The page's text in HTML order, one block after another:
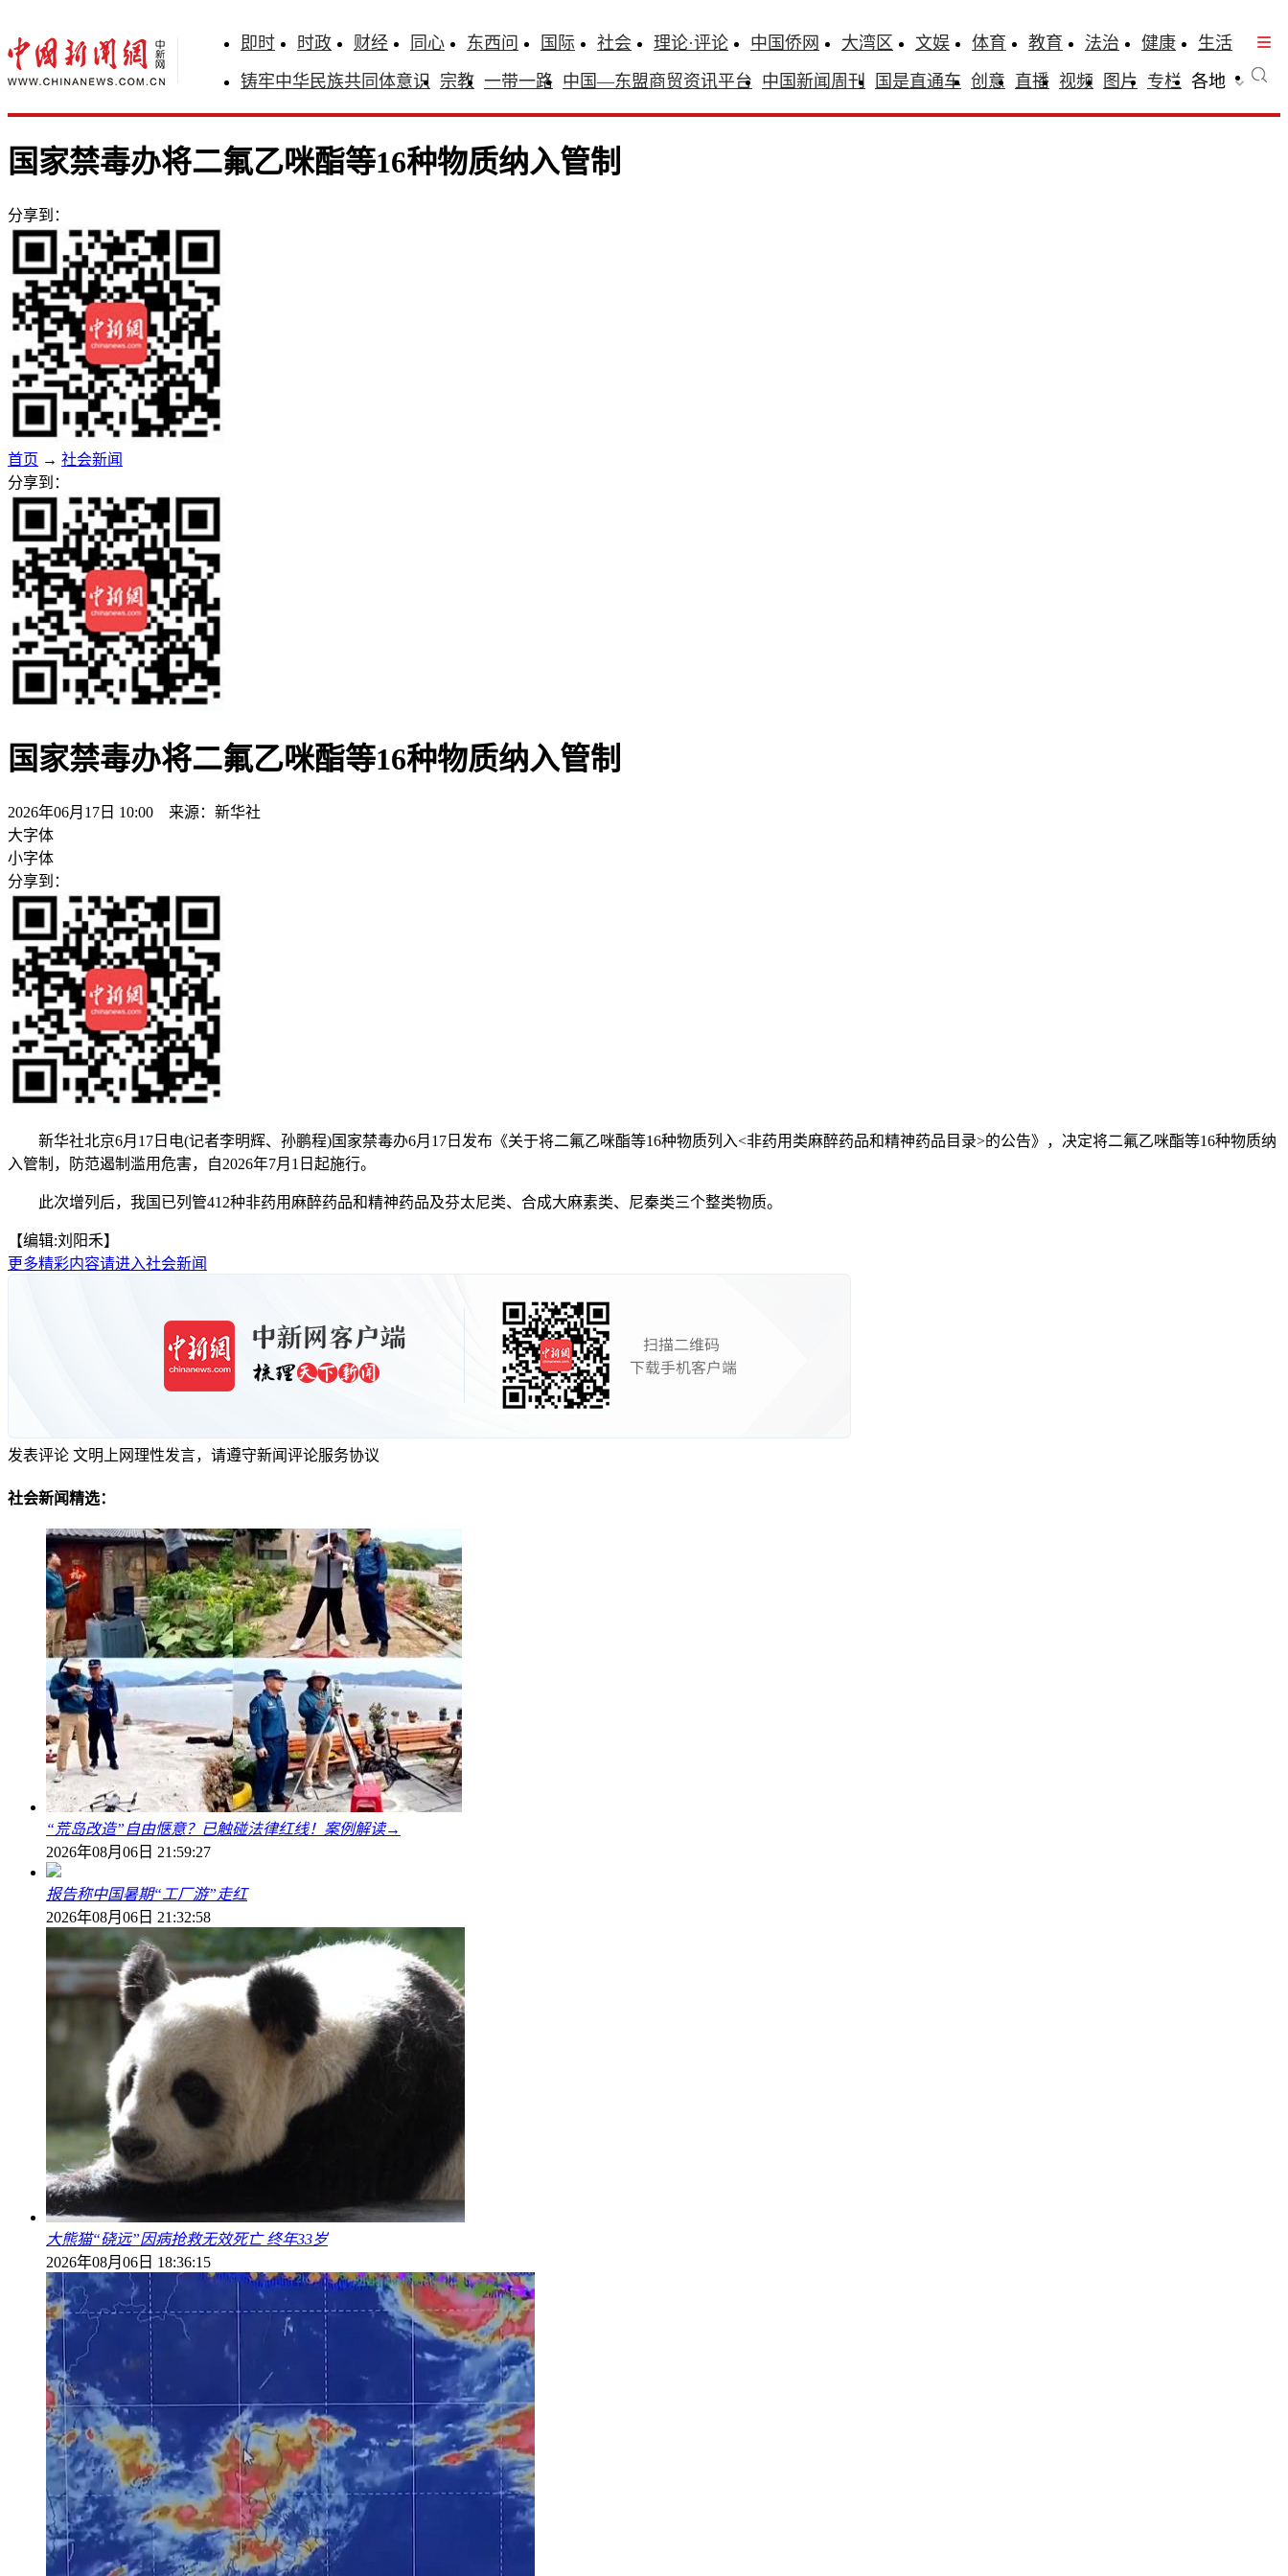
即时 时政 财经 同心 东西问 国际 社会 理论·评论 中国侨网 大湾区 文娱 体育 教育 法治 健康
生活
铸牢中华民族共同体意识 宗教 一带一路 中国—东盟商贸资讯平台 中国新闻周刊 国是直通车 创意 直播 视频 图片 专栏 各地
国家禁毒办将二氟乙咪酯等16种物质纳入管制
分享到：
首页 → 社会新闻
分享到：
国家禁毒办将二氟乙咪酯等16种物质纳入管制
2026年06月17日 10:00 来源：新华社
大字体
小字体
分享到：
新华社北京6月17日电(记者李明辉、孙鹏程)国家禁毒办6月17日发布《关于将二氟乙咪酯等16种物质列入<非药用类麻醉药品和精神药品目录>的公告》，决定将二氟乙咪酯等16种物质纳
入管制，防范遏制滥用危害，自2026年7月1日起施行。
此次增列后，我国已列管412种非药用麻醉药品和精神药品及芬太尼类、合成大麻素类、尼秦类三个整类物质。
【编辑:刘阳禾】
更多精彩内容请进入社会新闻
发表评论 文明上网理性发言，请遵守新闻评论服务协议
社会新闻精选：
“荒岛改造”自由惬意？已触碰法律红线！案例解读→
2026年08月06日 21:59:27
报告称中国暑期“工厂游”走红
2026年08月06日 21:32:58
大熊猫“硗远”因病抢救无效死亡 终年33岁
2026年08月06日 18:36:15